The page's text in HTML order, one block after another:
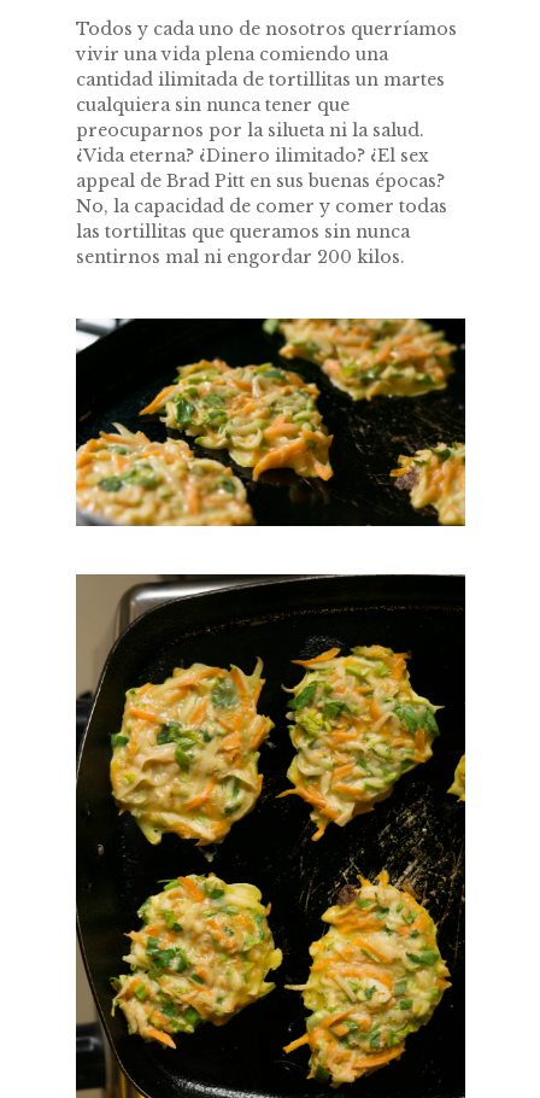
Todos y cada uno de nosotros querríamos
vivir una vida plena comiendo una
cantidad ilimitada de tortillitas un martes
cualquiera sin nunca tener que
preocuparnos por la silueta ni la salud.
¿Vida eterna? ¿Dinero ilimitado? ¿El sex
appeal de Brad Pitt en sus buenas épocas?
No, la capacidad de comer y comer todas
las tortillitas que queramos sin nunca
sentirnos mal ni engordar 200 kilos.